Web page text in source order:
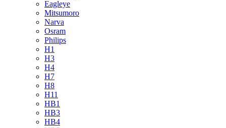
Eagleye
Mitsumoro
Narva
Osram
Philips
H1
H3
H4
H7
H8
H11
HB1
HB3
HB4